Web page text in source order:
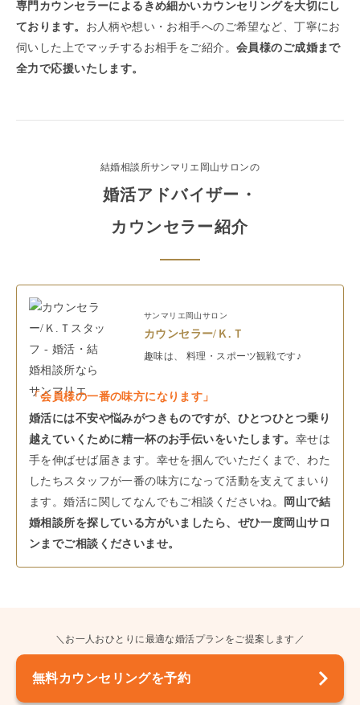
専門カウンセラーによるきめ細かいカウンセリングを大切にし
ております。 お人柄や想い・お相手へのご希望など、丁寧にお
伺いした上でマッチするお相手をご紹介。 会員様のご成婚まで
全力で応援いたします。
結婚相談所サンマリエ 岡山サロンの
婚活アドバイザー・
カウンセラー紹介
サンマリエ岡山サロン
カウンセラー/Ｋ.Ｔ
趣味は、 料理・スポーツ観戦です♪
「会員様の一番の味方になります」
婚活には不安や悩みがつきものですが、ひとつひとつ乗り
越えていくために精一杯のお手伝いをいたします。 幸せは
手を伸ばせば届きます。幸せを掴んでいただくまで、わた
したちスタッフが一番の味方になって活動を支えてまいり
ます。婚活に関してなんでもご相談くださいね。
岡山で結
婚相談所を探している方がいましたら、ぜひ一度岡山サロ
ンまでご相談くださいませ。
＼お一人おひとりに最適な婚活プランをご提案します／
無料カウンセリングを予約